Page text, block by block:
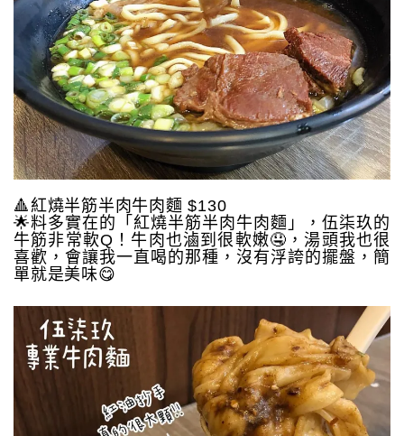
🔺紅燒半筋半肉牛肉麵 $130
🌟料多實在的「紅燒半筋半肉牛肉麵」，伍柒玖的
牛筋非常軟Q！牛肉也滷到很軟嫩🤤，湯頭我也很
喜歡，會讓我一直喝的那種，沒有浮誇的擺盤，簡
單就是美味😋